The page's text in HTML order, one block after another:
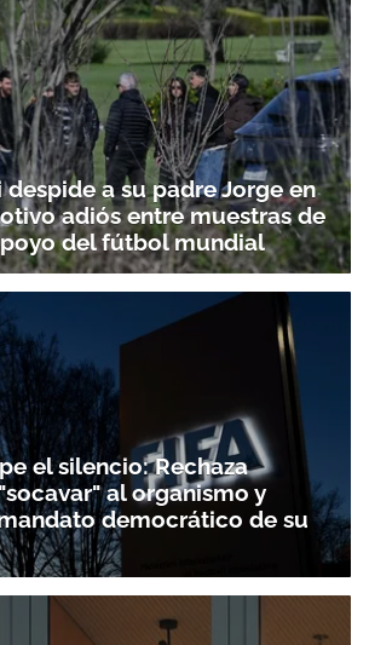
ACEPTAR
despide a su padre Jorge en
adiós entre muestras de
del fútbol mundial
el silencio: Rechaza
al organismo y
democrático de su